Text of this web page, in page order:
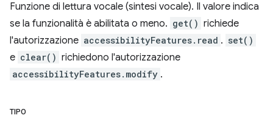
Funzione di lettura vocale (sintesi vocale). Il valore indica
se la funzionalità è abilitata o meno. get() richiede
l'autorizzazione accessibilityFeatures.read . set()
e clear() richiedono l'autorizzazione
accessibilityFeatures.modify .
TIPO